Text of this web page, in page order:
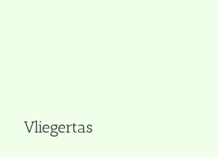
Vliegertas